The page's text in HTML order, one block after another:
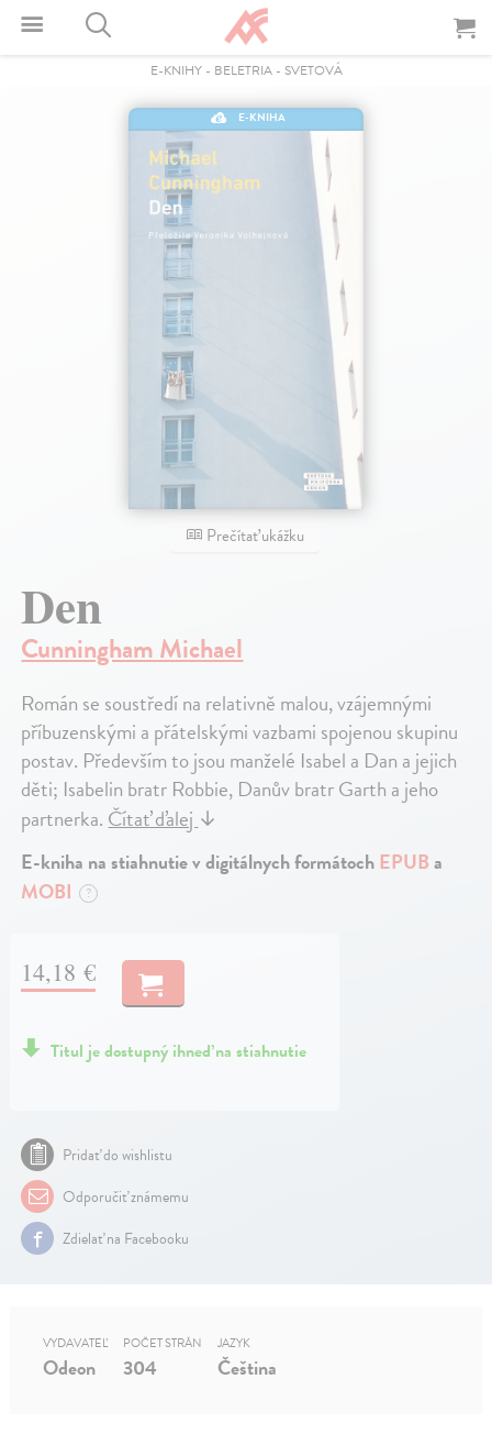
E-KNIHY- BELETRIA- SVETOVÁ
E-KNIHA
Prečítať ukážku
Den
Cunningham Michael
Román se soustředí na relativně malou, vzájemnými
příbuzenskými a přátelskými vazbami spojenou skupinu
postav. Především to jsou manželé Isabel a Dan a jejich
děti; Isabelin bratr Robbie, Danův bratr Garth a jeho
partnerka.Čítať ďalej↓
E-kniha na stiahnutie v digitálnych formátochEPUBa
MOBI
?
14,18 €
Titul je dostupný ihneď na stiahnutie
Pridať do wishlistu
Odporučiť známemu
Zdielať na Facebooku
VYDAVATEĽ
Odeon
POČET STRÁN
304
JAZYK
Čeština